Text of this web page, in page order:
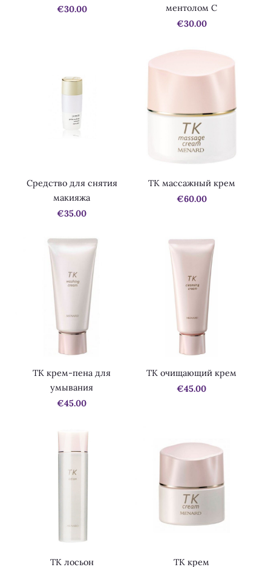
€30.00
ментолом С
€30.00
Средство для снятия
макияжа
€35.00
TK массажный крем
€60.00
TK крем-пена для
умывания
€45.00
TK очищающий крем
€45.00
TK лосьон TK крем